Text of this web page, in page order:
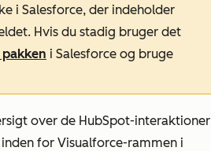
i Salesforce, der indeholder
Hvis du stadig bruger det
i Salesforce og bruge
over de HubSpot-interaktioner
for Visualforce-rammen i